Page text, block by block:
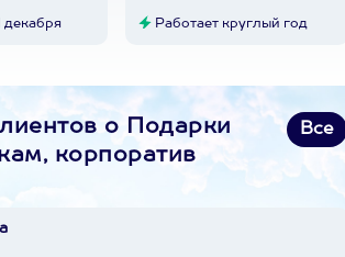
декабря Работает круглый год
о Подарки
корпоратив
Все